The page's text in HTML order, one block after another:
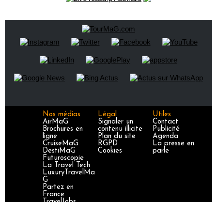
Nos médias
AirMaG
Brochures en
ligne
CruiseMaG
DestiMaG
Futuroscopie
La Travel Tech
LuxuryTravelMa
G
Partez en
France
Légal
Signaler un
contenu illicite
Plan du site
RGPD
Cookies
Utiles
Contact
Publicité
Agenda
La presse en
parle